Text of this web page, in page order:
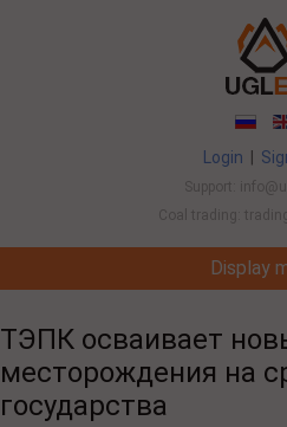
Login
Support:
Coal trading:
Display
ТЭПК осваивает
месторождения на
государства